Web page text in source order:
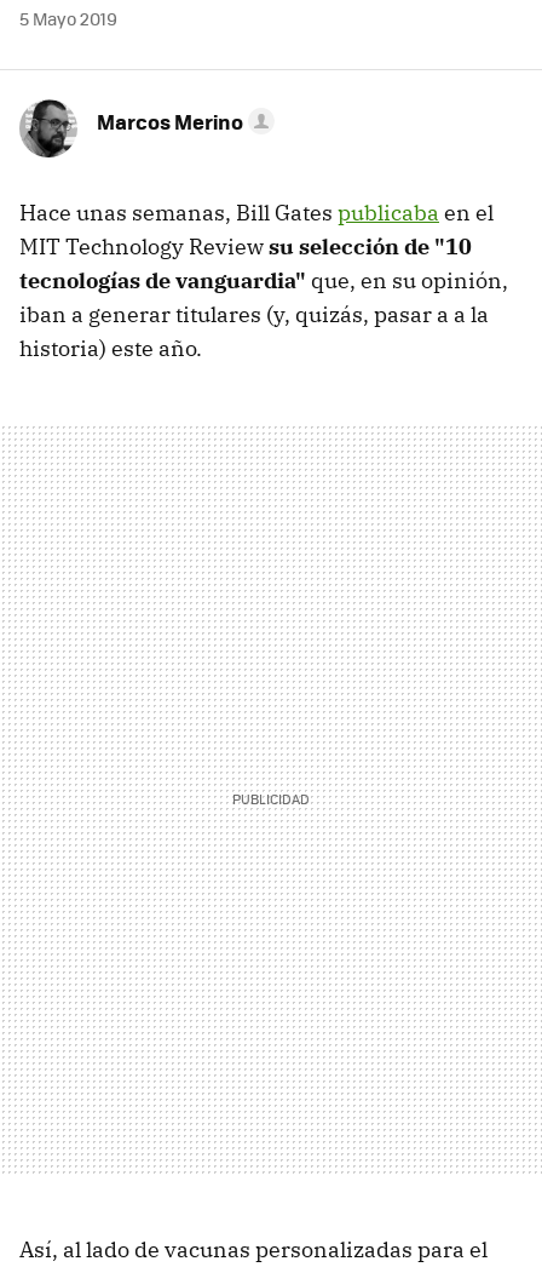
5 Mayo 2019
Marcos Merino
Hace unas semanas, Bill Gates publicaba en el
MIT Technology Reviewsu selección de "10
tecnologías de vanguardia" que, en su opinión,
iban a generar titulares (y, quizás, pasar a a la
historia) este año.
Así, al lado de vacunas personalizadas para el